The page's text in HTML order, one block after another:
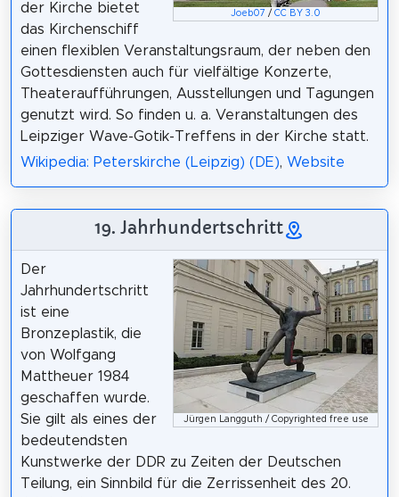
Joeb07 /CC BY 3.0
der Kirche bietet
das Kirchenschiff
einen flexiblen Veranstaltungsraum, der neben den
Gottesdiensten auch für vielfältige Konzerte,
Theateraufführungen, Ausstellungen und Tagungen
genutzt wird. So finden u. a. Veranstaltungen des
Leipziger Wave-Gotik-Treffens in der Kirche statt.
Wikipedia: Peterskirche (Leipzig) (DE), Website
19. Jahrhundertschritt
Jürgen Langguth / Copyrighted free use
Der
Jahrhundertschritt
ist eine
Bronzeplastik, die
von Wolfgang
Mattheuer 1984
geschaffen wurde.
Sie gilt als eines der
bedeutendsten
Kunstwerke der DDR zu Zeiten der Deutschen
Teilung, ein Sinnbild für die Zerrissenheit des 20.